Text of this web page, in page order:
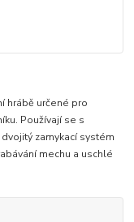
hrábě určené pro
Používají se s
zamykací systém
mechu a uschlé